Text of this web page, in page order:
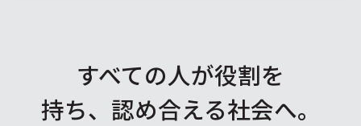
すべての人が役割を
持ち、認め合える社会へ。